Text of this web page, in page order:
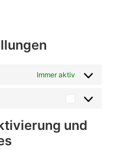
Immer aktiv
Marketing
und